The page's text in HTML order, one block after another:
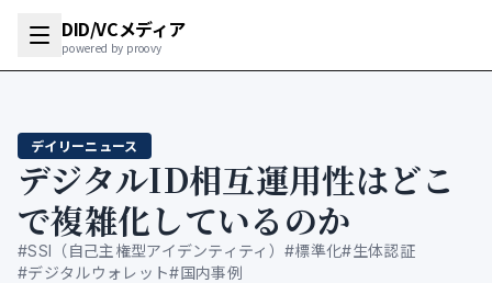
DID/VCメディア
powered by proovy
デイリーニュース
デジタルID相互運用性はどこ
で複雑化しているのか
#SSI（自己主権型アイデンティティ）#標準化#生体認証
#デジタルウォレット#国内事例